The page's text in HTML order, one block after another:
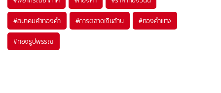
#สมาคมค้าทองคำ #การตลาดเงินล้าน #ทองคำแท่ง
#ทองรูปพรรณ